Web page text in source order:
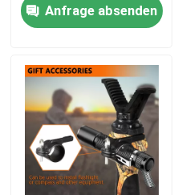
Kontakt
Referenzen
Jagdklammer
Anfrage absenden